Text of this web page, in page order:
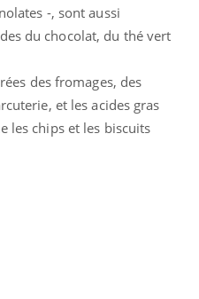
-, sont aussi
du chocolat, du thé vert
des fromages, des
et les acides gras
les chips et les biscuits